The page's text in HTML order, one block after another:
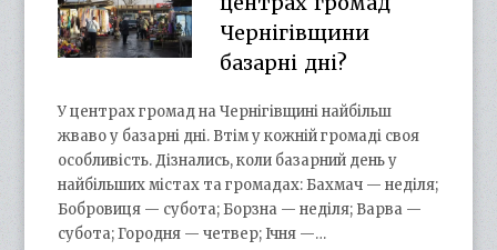
Чернігівщини
базарні дні?
У центрах громад на Чернігівщині найбільш
жваво у базарні дні. Втім у кожній громаді своя
особливість. Дізнались, коли базарний день у
найбільших містах та громадах: Бахмач — неділя;
Бобровиця — субота; Борзна — неділя; Варва —
субота; Городня — четвер; Ічня —…